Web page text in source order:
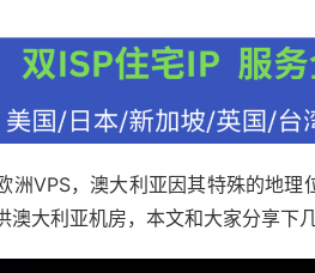
洲VPS，澳大利亚因其特殊的地理
大利亚机房，本文和大家分享下